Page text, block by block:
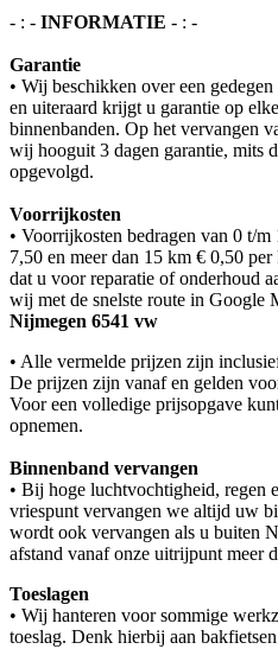
- : - INFORMATIE - : -
Garantie
• Wij beschikken over een
en uiteraard krijgt u garantie op
binnenbanden. Op het vervangen
wij hooguit 3 dagen garantie, mits
opgevolgd.
Voorrijkosten
• Voorrijkosten bedragen van 0 t/
7,50 en meer dan 15 km € 0,50
dat u voor reparatie of onderhoud
wij met de snelste route in Google
Nijmegen 6541 vw
• Alle vermelde prijzen zijn
De prijzen zijn vanaf en gelden
Voor een volledige prijsopgave
opnemen.
Binnenband vervangen
• Bij hoge luchtvochtigheid, regen
vriespunt vervangen we altijd uw
wordt ook vervangen als u buiten
afstand vanaf onze uitrijpunt meer
Toeslagen
• Wij hanteren voor sommige
toeslag. Denk hierbij aan